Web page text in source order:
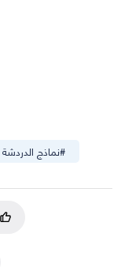
#نماذج الدردشة